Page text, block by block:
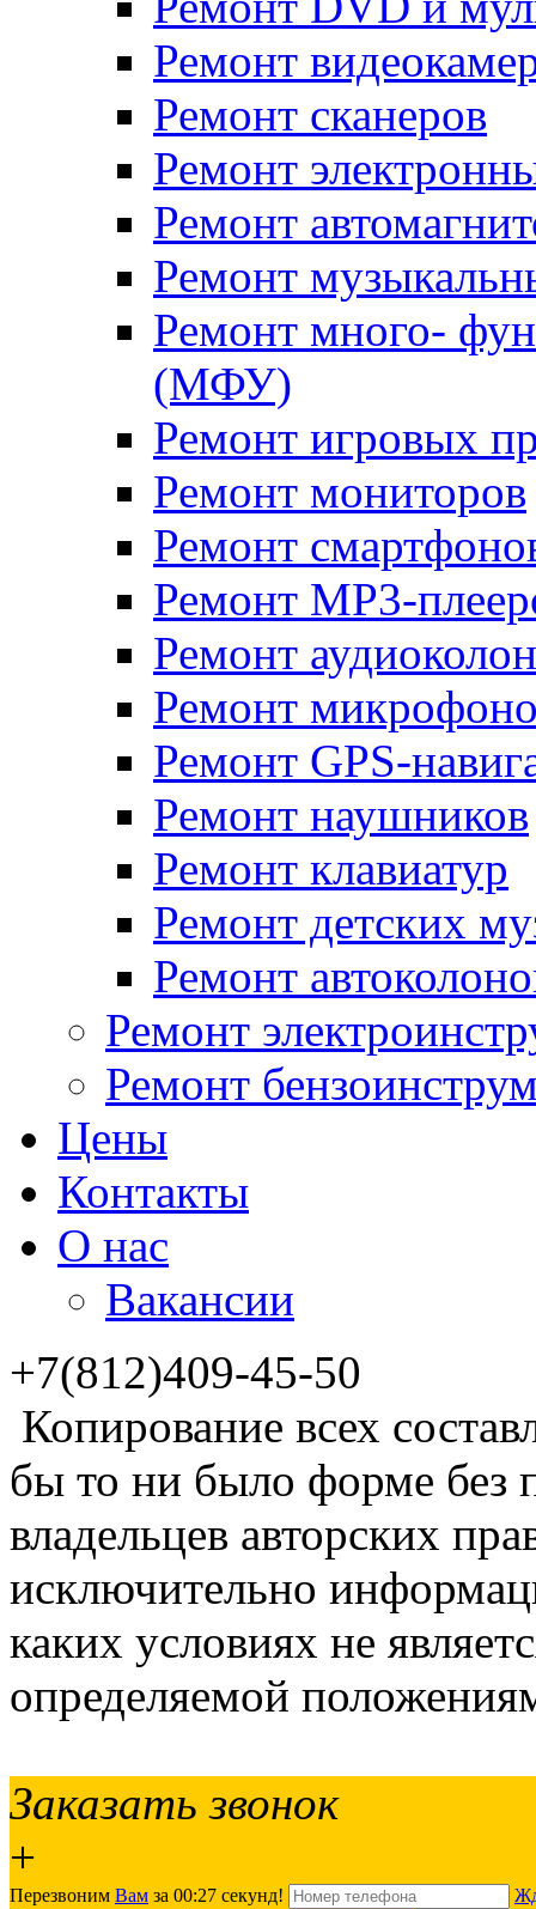
Ремонт
Ремонт сканеров
Ремонт
Ремонт
Ремонт
Ремонт много-
(МФУ)
Ремонт игровых
Ремонт мониторов
Ремонт
Ремонт MP3-
Ремонт
Ремонт
Ремонт GPS-
Ремонт наушников
Ремонт клавиатур
Ремонт детских
Ремонт
Ремонт
Ремонт
Цены
Контакты
О нас
Вакансии
+7(812)409-45-50
Копирование всех
бы то ни было форме без
владельцев авторских
исключительно
каких условиях не
определяемой
Заказать звонок
+
Перезвоним Вам за 00:27 секунд!